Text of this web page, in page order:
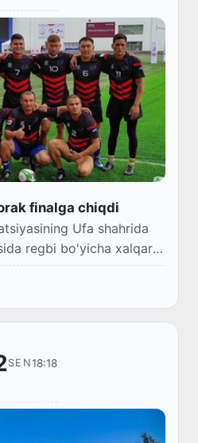
finalga chiqdi
Ufa shahrida
regbi bo'yicha xalqaro
SEN18:18